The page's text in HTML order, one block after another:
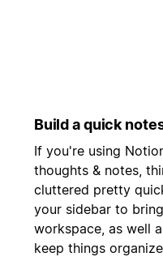
Build a quick
If you're using
thoughts & notes,
cluttered pretty
your sidebar to
workspace, as well
keep things